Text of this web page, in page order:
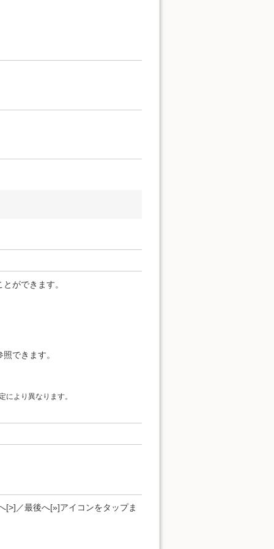
ができます。
できます。
により異なります。
[>]／最後へ[»]アイコンをタップま